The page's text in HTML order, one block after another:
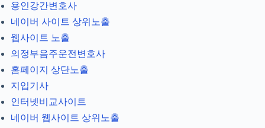
용인강간변호사
네이버 사이트 상위노출
웹사이트 노출
의정부음주운전변호사
홈페이지 상단노출
지입기사
인터넷비교사이트
네이버 웹사이트 상위노출